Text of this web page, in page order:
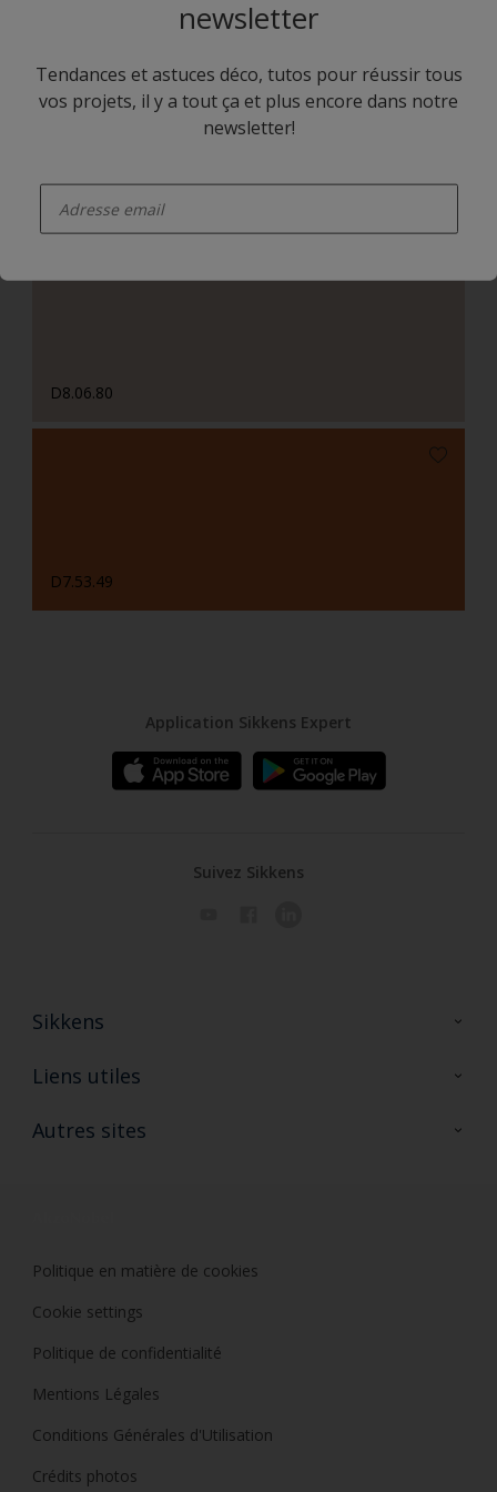
E0.20.70
D8.06.80
D7.53.49
newsletter
Tendances et astuces déco, tutos pour réussir tous
vos projets, il y a tout ça et plus encore dans notre
newsletter!
Application Sikkens Expert
Suivez Sikkens
Sikkens
A propos de Sikkens
Liens utiles
Ouvrir un magasin PASS
Autres sites
Politique en matière de cookies
Cookie settings
Politique de confidentialité
Mentions Légales
Conditions Générales d'Utilisation
Crédits photos